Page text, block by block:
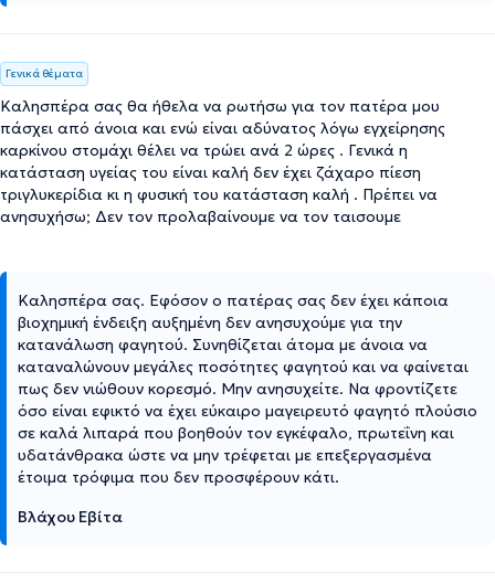
Γενικά θέματα
Καλησπέρα σας θα ήθελα να ρωτήσω για τον πατέρα μου
πάσχει από άνοια και ενώ είναι αδύνατος λόγω εγχείρησης
καρκίνου στομάχι θέλει να τρώει ανά 2 ώρες . Γενικά η
κατάσταση υγείας του είναι καλή δεν έχει ζάχαρο πίεση
τριγλυκερίδια κι η φυσική του κατάσταση καλή . Πρέπει να
ανησυχήσω; Δεν τον προλαβαίνουμε να τον ταισουμε
Καλησπέρα σας. Εφόσον ο πατέρας σας δεν έχει κάποια
βιοχημική ένδειξη αυξημένη δεν ανησυχούμε για την
κατανάλωση φαγητού. Συνηθίζεται άτομα με άνοια να
καταναλώνουν μεγάλες ποσότητες φαγητού και να φαίνεται
πως δεν νιώθουν κορεσμό. Μην ανησυχείτε. Να φροντίζετε
όσο είναι εφικτό να έχει εύκαιρο μαγειρευτό φαγητό πλούσιο
σε καλά λιπαρά που βοηθούν τον εγκέφαλο, πρωτεΐνη και
υδατάνθρακα ώστε να μην τρέφεται με επεξεργασμένα
έτοιμα τρόφιμα που δεν προσφέρουν κάτι.
Βλάχου Εβίτα